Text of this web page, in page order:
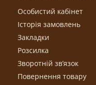
Особистий кабінет
Історія замовлень
Закладки
Розсилка
Зворотній зв’язок
Повернення товару